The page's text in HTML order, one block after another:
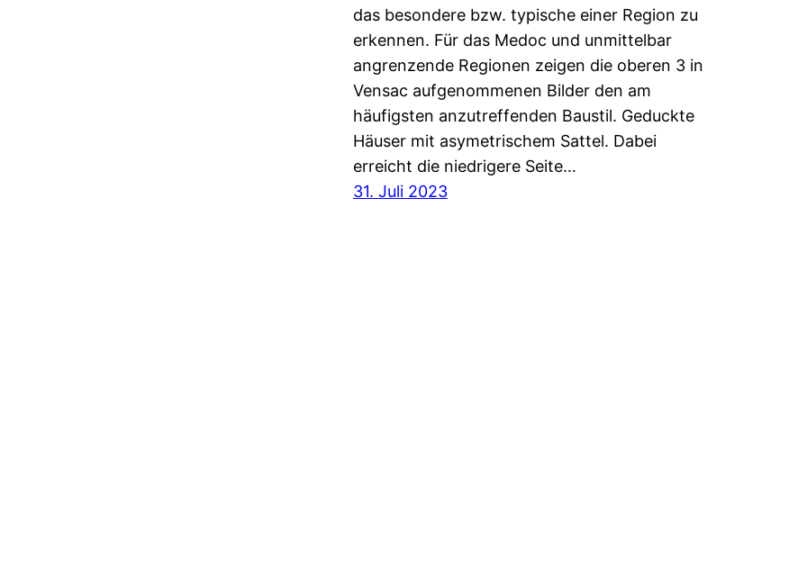
das besondere bzw. typische einer Region zu
erkennen. Für das Medoc und unmittelbar
angrenzende Regionen zeigen die oberen 3 in
Vensac aufgenommenen Bilder den am
häufigsten anzutreffenden Baustil. Geduckte
Häuser mit asymetrischem Sattel. Dabei
erreicht die niedrigere Seite…
31. Juli 2023